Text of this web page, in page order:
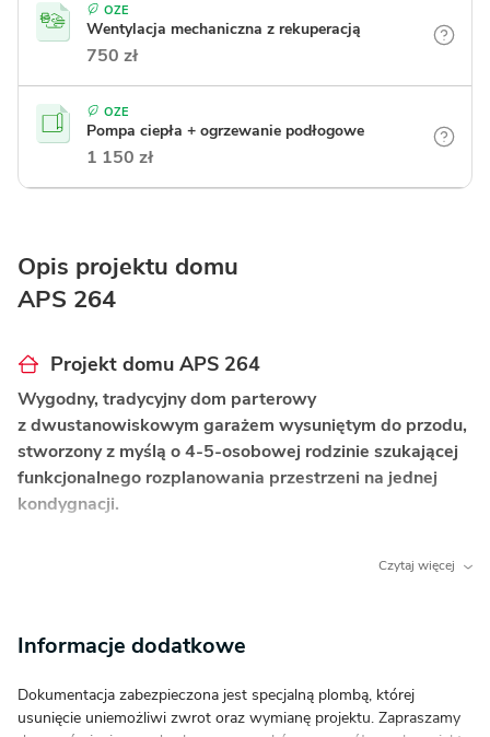
OZE
Wentylacja mechaniczna z rekuperacją
750 zł
OZE
Pompa ciepła + ogrzewanie podłogowe
1 150 zł
Opis projektu domu
APS 264
Projekt domu APS 264
Wygodny, tradycyjny dom parterowy
z dwustanowiskowym garażem wysuniętym do przodu,
stworzony z myślą o 4-5-osobowej rodzinie szukającej
funkcjonalnego rozplanowania przestrzeni na jednej
kondygnacji.
który tworzy przytulną atmosferę w chłodniejsze
Otwarta kuchnia z przyległą spiżarnią–
praktyczne rozwiązanie ułatwiające codzienne
Czytaj więcej
Informacje dodatkowe
Dokumentacja zabezpieczona jest specjalną plombą, której
usunięcie uniemożliwi zwrot oraz wymianę projektu. Zapraszamy